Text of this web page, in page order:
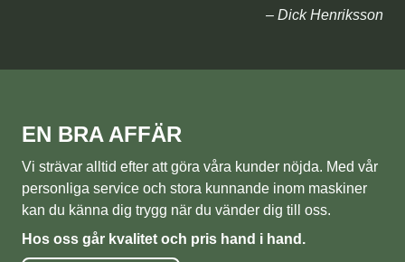
– Dick Henriksson
EN BRA AFFÄR
Vi strävar alltid efter att göra våra kunder nöjda. Med vår
personliga service och stora kunnande inom maskiner
kan du känna dig trygg när du vänder dig till oss.
Hos oss går kvalitet och pris hand i hand.